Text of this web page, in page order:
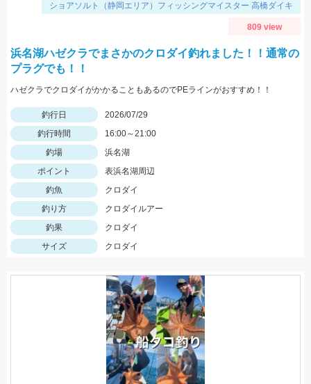
ショアソルト（静岡エリア）フィッシングマイスター 高橋ダイキ
809 view
浜名湖ハゼクラでまさかのクロダイ釣れました！！通常の
プラグでも！！
ハゼクラでクロダイがかかることもあるのでPEラインがおすすめ！！
釣行日
2026/07/29
釣行時間
16:00～21:00
釣場
浜名湖
ポイント
表浜名湖周辺
釣魚
クロダイ
釣り方
クロダイルアー
釣果
クロダイ
サイズ
クロダイ